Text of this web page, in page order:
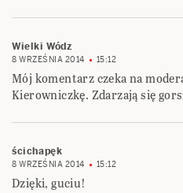
Wielki Wódz
8 WRZEŚNIA 2014 15:12
Mój komentarz czeka na
Kierowniczkę. Zdarzają się
ścichapęk
8 WRZEŚNIA 2014 15:12
Dzięki, guciu!